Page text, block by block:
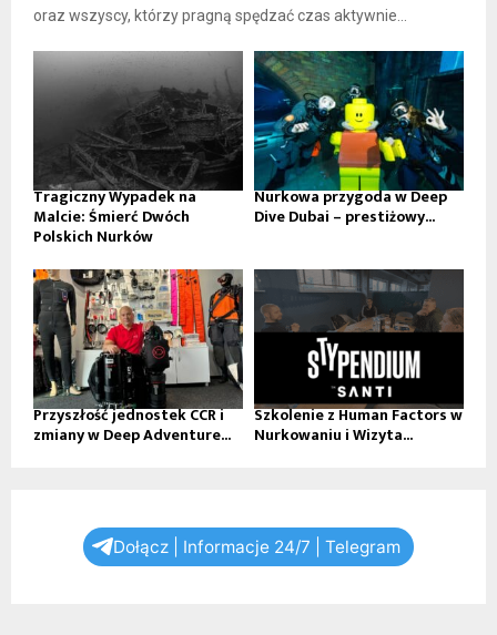
oraz wszyscy, którzy pragną spędzać czas aktywnie...
Tragiczny Wypadek na
Malcie: Śmierć Dwóch
Polskich Nurków
Nurkowa przygoda w Deep
Dive Dubai – prestiżowy...
Przyszłość jednostek CCR i
zmiany w Deep Adventure...
Szkolenie z Human Factors w
Nurkowaniu i Wizyta...
Dołącz | Informacje 24/7 | Telegram